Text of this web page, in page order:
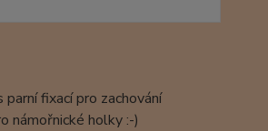
fixací pro zachování
námořnické holky :-)